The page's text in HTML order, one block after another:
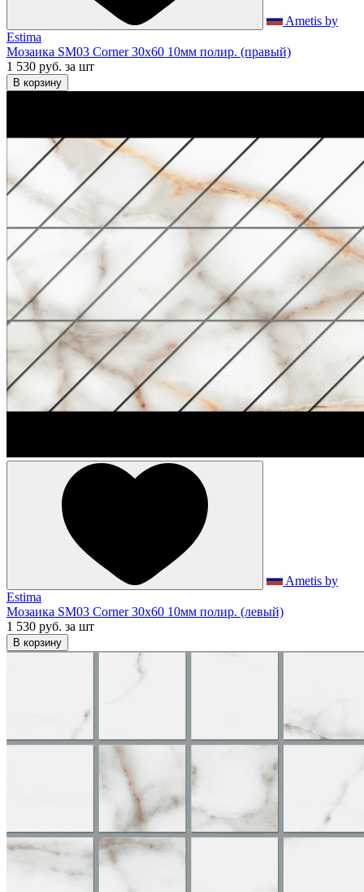
Ametis by
Estima
Мозаика SM03 Corner 30x60 10мм полир. (правый)
1 530 руб. за шт
В корзину
Ametis by
Estima
Мозаика SM03 Corner 30x60 10мм полир. (левый)
1 530 руб. за шт
В корзину